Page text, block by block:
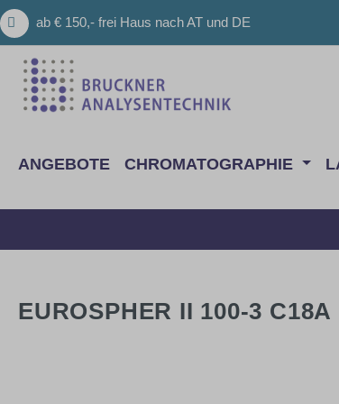
Hauptinhalt springen
Zur Suche springen
Zur Hauptnavigation springen
ab € 150,- frei Haus nach AT und DE
ANGEBOTE CHROMATOGRAPHIE
EUROSPHER II 100-3